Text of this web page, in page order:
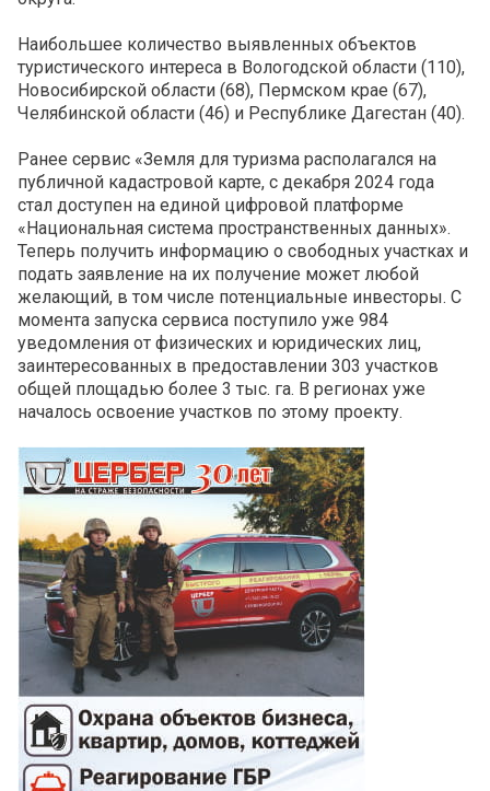
Наибольшее количество выявленных объектов
туристического интереса в Вологодской области (110),
Новосибирской области (68), Пермском крае (67),
Челябинской области (46) и Республике Дагестан (40).
Ранее сервис «Земля для туризма располагался на
публичной кадастровой карте, с декабря 2024 года
стал доступен на единой цифровой платформе
«Национальная система пространственных данных».
Теперь получить информацию о свободных участках и
подать заявление на их получение может любой
желающий, в том числе потенциальные инвесторы. С
момента запуска сервиса поступило уже 984
уведомления от физических и юридических лиц,
заинтересованных в предоставлении 303 участков
общей площадью более 3 тыс. га. В регионах уже
началось освоение участков по этому проекту.